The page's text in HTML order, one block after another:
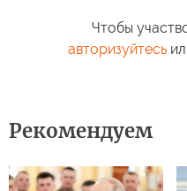
Чтобы
авторизуйтесь
Рекомендуем